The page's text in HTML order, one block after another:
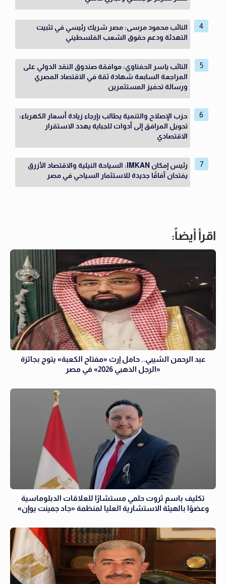
النائب محمود مرسى: مصر شريك رئيسي في تثبيت
التهدئة ودعم حقوق الشعب الفلسطيني
النائب ياسر الحفناوي: موافقة صندوق النقد الدولي على
المراجعة السابعة شهادة ثقة في الاقتصاد المصري
ورسالة تحفيز المستثمرين
حزب الإصلاح والتنمية يطالب بإرجاء زيادة أسعار الكهرباء:
تحويل المرافق إلى أدوات للجباية يهدد الاستقرار
الاقتصادي
رئيس إمكان IMKAN: السياحة النيلية والاقتصاد الأزرق
يفتحان آفاقًا جديدة للاستثمار السياحي في مصر
اقرأ أيضاً:
عبد الرحمن الشيبي.. حامل إرث «مفتاح الكعبة» يتوج بجائزة
«الرجل الذهبي 2026» في مصر
تكليف باسم ثروت حلمي مستشارًا للعلاقات الدبلوماسية
وعضوًا بالهيئة الاستشارية العليا لمنظمة «جاد جمينت يوإن»